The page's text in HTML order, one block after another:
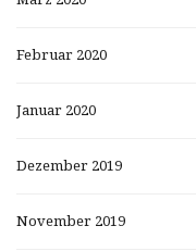
Februar 2020
Januar 2020
Dezember 2019
November 2019